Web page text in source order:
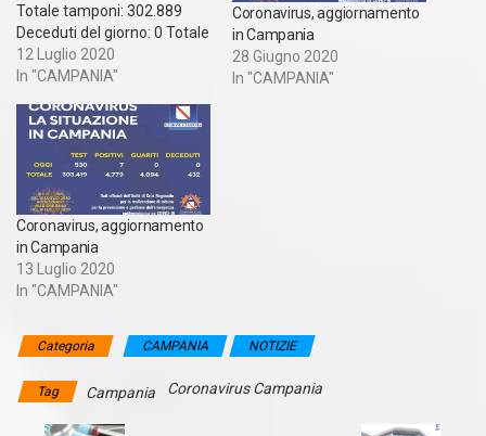
Totale tamponi: 302.889 ​
Deceduti del giorno: 0 Totale
deceduti: 432 Guariti del
giorno: 0 Totale
4.094 totalmente guariti e
0 clinicamente guariti.
Vengono considerati
clinicamente guariti
i pazienti che, dopo aver
presentato manifestazioni
cliniche associate
all’infezione
virologicamente documenta
diventano asintomatici per
risoluzione…
12 Luglio 2020
In "CAMPANIA"
Coronavirus, aggiornamento
in Campania
28 Giugno 2020
In "CAMPANIA"
Coronavirus, aggiornamento
in Campania
13 Luglio 2020
In "CAMPANIA"
Categoria CAMPANIA NOTIZIE
Tag Campania Coronavirus Campania